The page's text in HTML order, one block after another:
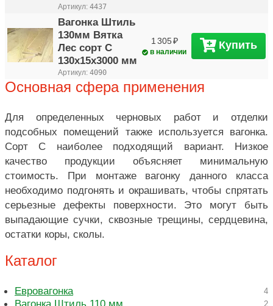
Артикул: 4437
Вагонка Штиль
130мм Вятка
Лес сорт C
130х15х3000 мм
Артикул: 4090
1 305
в наличии
Купить
Основная сфера применения
Для определенных черновых работ и отделки
подсобных помещений также используется вагонка.
Сорт С наиболее подходящий вариант. Низкое
качество продукции объясняет минимальную
стоимость. При монтаже вагонку данного класса
необходимо подгонять и окрашивать, чтобы спрятать
серьезные дефекты поверхности. Это могут быть
выпадающие сучки, сквозные трещины, сердцевина,
остатки коры, сколы.
Каталог
Евровагонка 4
2